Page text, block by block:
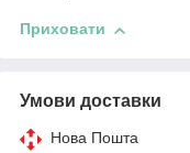
Приховати
Умови доставки
Нова Пошта